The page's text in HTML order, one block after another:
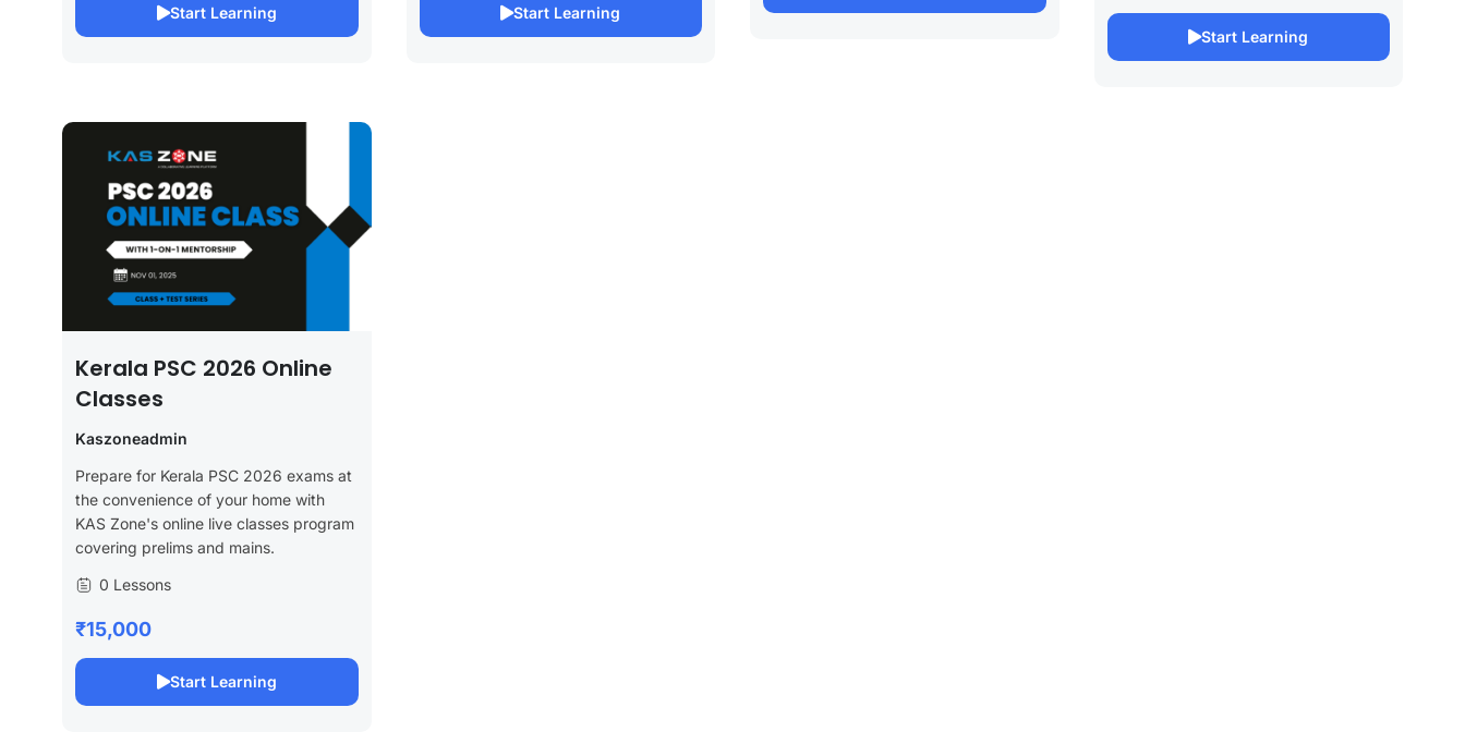
Start Learning Start Learning
Start Learning
Kerala PSC 2026 Online
Classes
Kaszoneadmin
Prepare for Kerala PSC 2026 exams at
the convenience of your home with
KAS Zone's online live classes program
covering prelims and mains.
0 Lessons
₹15,000
Start Learning